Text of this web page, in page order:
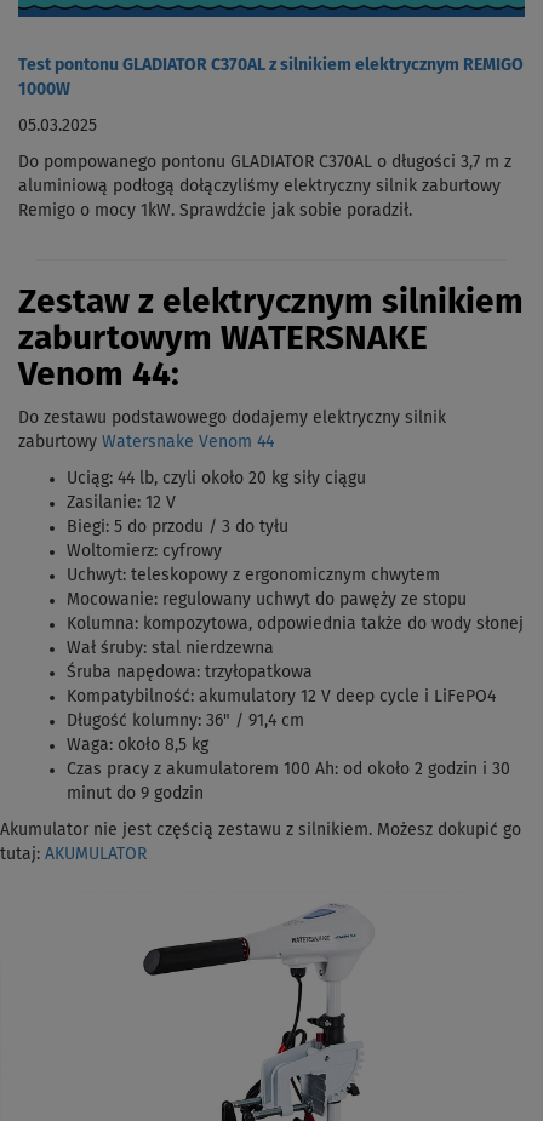
Test pontonu GLADIATOR C370AL z silnikiem elektrycznym REMIGO
1000W
05.03.2025
Do pompowanego pontonu GLADIATOR C370AL o długości 3,7 m z
aluminiową podłogą dołączyliśmy elektryczny silnik zaburtowy
Remigo o mocy 1kW. Sprawdźcie jak sobie poradził.
Zestaw z elektrycznym silnikiem
zaburtowym WATERSNAKE
Venom 44:
Do zestawu podstawowego dodajemy elektryczny silnik
zaburtowy Watersnake Venom 44
Uciąg: 44 lb, czyli około 20 kg siły ciągu
Zasilanie: 12 V
Biegi: 5 do przodu / 3 do tyłu
Woltomierz: cyfrowy
Uchwyt: teleskopowy z ergonomicznym chwytem
Mocowanie: regulowany uchwyt do pawęży ze stopu
Kolumna: kompozytowa, odpowiednia także do wody słonej
Wał śruby: stal nierdzewna
Śruba napędowa: trzyłopatkowa
Kompatybilność: akumulatory 12 V deep cycle i LiFePO4
Długość kolumny: 36" / 91,4 cm
Waga: około 8,5 kg
Czas pracy z akumulatorem 100 Ah: od około 2 godzin i 30
minut do 9 godzin
Akumulator nie jest częścią zestawu z silnikiem. Możesz dokupić go
tutaj: AKUMULATOR